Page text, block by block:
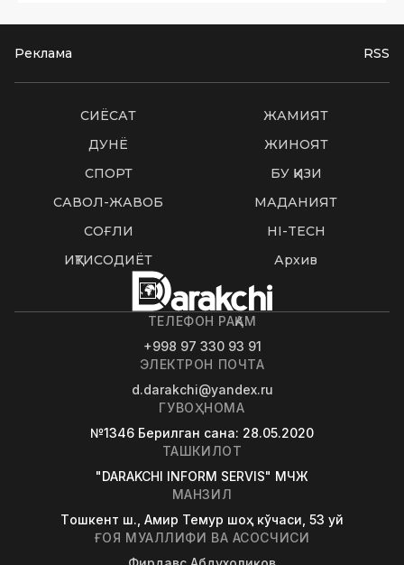
Реклама RSS
СИËСАТ
ЖАМИЯТ
ДУНË
ЖИНОЯТ
СПОРТ
БУ ҚИЗИҚ
САВОЛ-ЖАВОБ
МАДАНИЯТ
СОҒЛИҚ
HI-TECH
ИҚТИСОДИЁТ
Архив
ТЕЛЕФОН РАҚАМ
+998 97 330 93 91
ЭЛЕКТРОН ПОЧТА
d.darakchi@yandex.ru
ГУВОҲНОМА
№1346 Берилган сана: 28.05.2020
ТАШКИЛОТ
"DARAKCHI INFORM SERVIS" МЧЖ
МАНЗИЛ
Tошкент ш., Амир Темур шоҳ кўчаси, 53 уй
ҒОЯ МУАЛЛИФИ ВА АСОСЧИСИ